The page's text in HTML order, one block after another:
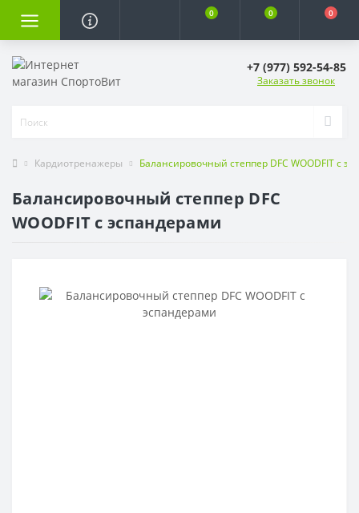
0 0 0
+7 (977) 592-54-85
Заказать звонок
Кардиотренажеры Балансировочный степпер DFC WOODFIT с
Балансировочный степпер DFC
WOODFIT с эспандерами